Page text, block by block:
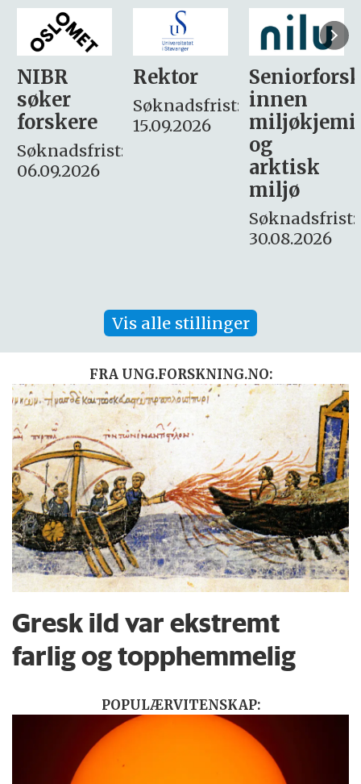
Rektor
Søknadsfrist:
15.09.2026
Seniorforsker
innen
miljøkjemi
søker
– fast
Søknadsfrist:
16. august.
Vis alle stillinger
FRA UNG.FORSKNING.NO:
Gresk ild var ekstremt
farlig og topphemmelig
POPULÆRVITENSKAP: